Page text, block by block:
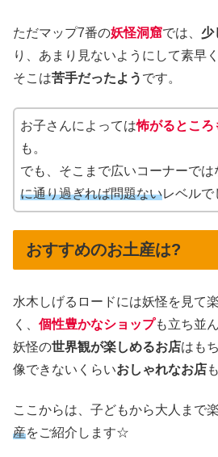
ただマップ7番の妖怪洞窟では、 少
り、あまり見ないようにして素早
そこは苦手だったよう です。
お子さんによっては怖がるところ
も。
でも、そこまで広いコーナーでは
に通り過ぎれば問題ないレベルで
おすすめのお土産は?
水木しげるロードには妖怪を見て
く、 個性豊かなショップも立ち並
妖怪の世界観が楽しめるお店はも
像できないくらいおしゃれなお店
ここからは、子どもから大人まで
産をご紹介します☆